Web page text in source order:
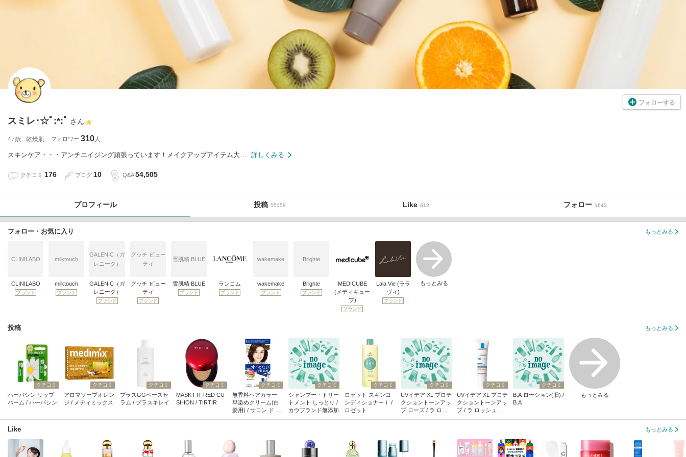
フォローする
スミレ･☆ﾟ:*:ﾟ さん
47歳 乾燥肌 フォロワー 310
スキンケア・・・アンチエイジング頑張っています！メイクアップアイテム大… 詳しくみる
クチコミ 176 ブログ 10 Q&A 54,505
プロフィール 投稿 55159 Like 612 フォロー 1643
フォロー・お気に入り もっとみる
CLINILABO
CLINILABO
ブランド
milktouch
milktouch
ブランド
GALENIC（ガ
レニーク）
GALENIC（ガ
レニーク）
ブランド
グッチ ビュー
ティ
グッチ ビュー
ティ
ブランド
雪肌精 BLUE
雪肌精 BLUE
ブランド
ランコム
ブランド
wakemake
wakemake
ブランド
Brighte
Brighte
ブランド
MEDICUBE
(メディキュー
ブ)
ブランド
Lala Vie (ララ
ヴィ)
ブランド
もっとみる
投稿 もっとみる
クチコミ
ハーバシン リップ
バーム / ハーバシン
クチコミ
アロマソープオレン
ジ / メディミックス
クチコミ
プラスGGベースセ
ラム / プラスキレイ
クチコミ
MASK FIT RED CU
SHION / TIRTIR
クチコミ
無香料ヘアカラー
早染めクリーム(白
髪用) / サロン ド プ
クチコミ
シャンプー・トリー
トメント しっとり /
カウブランド無添加
クチコミ
ロゼット スキンコ
ンディショナーｉ /
ロゼット
クチコミ
UVイデア XL プロテ
クショントーンアッ
プ ローズ / ラ ロッ
クチコミ
UVイデア XL プロテ
クショントーンアッ
プ / ラ ロッシュ ポ
クチコミ
B.A ローション(旧) /
B.A
もっとみる
Like もっとみる